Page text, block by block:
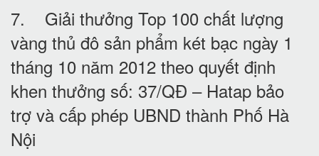
7. Giải thưởng Top 100 chất lượng
vàng thủ đô sản phẩm két bạc ngày 1
tháng 10 năm 2012 theo quyết định
khen thưởng số: 37/QĐ – Hatap bảo
trợ và cấp phép UBND thành Phố Hà
Nội